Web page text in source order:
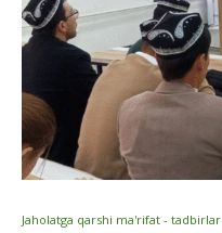
Jaholatga qarshi ma'rifat - tadbirlar